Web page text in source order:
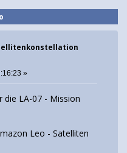
»
die LA-07 - Mission
Leo - Satelliten